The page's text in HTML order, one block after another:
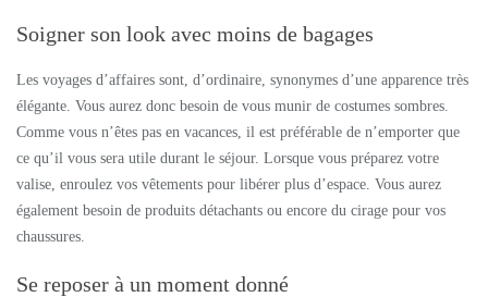
Soigner son look avec moins de bagages
Les voyages d’affaires sont, d’ordinaire, synonymes d’une apparence très
élégante. Vous aurez donc besoin de vous munir de costumes sombres.
Comme vous n’êtes pas en vacances, il est préférable de n’emporter que
ce qu’il vous sera utile durant le séjour. Lorsque vous préparez votre
valise, enroulez vos vêtements pour libérer plus d’espace. Vous aurez
également besoin de produits détachants ou encore du cirage pour vos
chaussures.
Se reposer à un moment donné